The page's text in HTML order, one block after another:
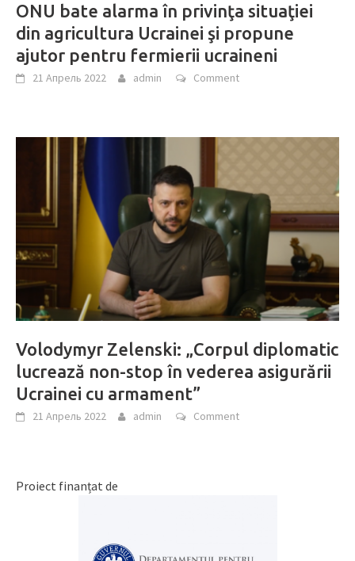
ONU bate alarma în privinţa situaţiei
din agricultura Ucrainei şi propune
ajutor pentru fermierii ucraineni
21 Апрель 2022 admin Comment
Volodymyr Zelenski: „Corpul diplomatic
lucrează non-stop în vederea asigurării
Ucrainei cu armament”
21 Апрель 2022 admin Comment
Proiect finanțat de